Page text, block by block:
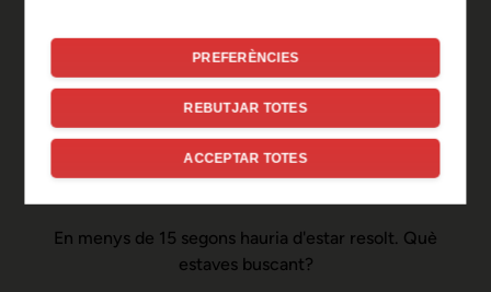
Ep, disculpa!
Sembla que hi ha hagut un
error de connexió temporal
En menys de 15 segons hauria d'estar resolt. Què
estaves buscant?
PREFERÈNCIES
REBUTJAR TOTES
ACCEPTAR TOTES